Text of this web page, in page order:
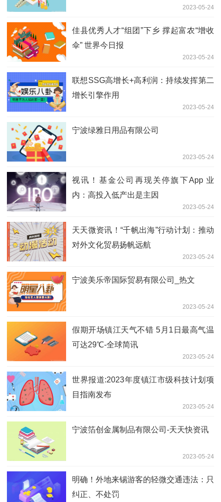
2023-05-24
佳县优秀人才“组团”下乡 撑起富农“增收
伞” 世界今日报
2023-05-24
联想SSG高增长+高利润：持续发挥第二
增长引擎作用
2023-05-24
宁波绿雅日用品有限公司
2023-05-24
视讯！基金公司再现关停旗下App 业
内：高投入低产出是主因
2023-05-24
天天微资讯！“千帆出海”行动计划：推动
对外文化贸易扬帆远航
2023-05-24
宁波美乐帝国际贸易有限公司_热文
2023-05-24
假期开场镇江天气不错 5月1日最高气温
可达29℃-全球简讯
2023-05-24
世界报道:2023年度镇江市级科技计划项
目指南发布
2023-05-24
宁波箔创金属制品有限公司-天天快资讯
2023-05-24
明确！外地来锡游客的轻微交通违法：只
纠正、不处罚